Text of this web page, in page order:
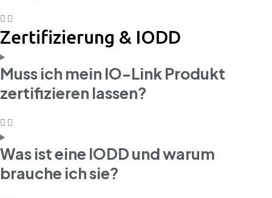
Zertifizierung & IODD
Muss ich mein IO-Link Produkt
zertifizieren lassen?
Was ist eine IODD und warum
brauche ich sie?